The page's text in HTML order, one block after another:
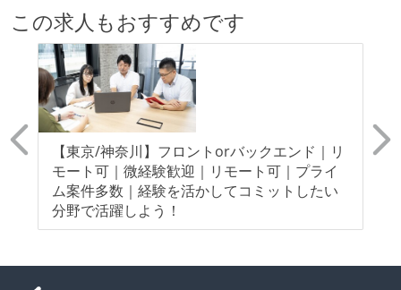
この求人もおすすめです
【東京/神奈川】フロントorバックエンド｜リ
モート可｜微経験歓迎｜リモート可｜プライ
ム案件多数｜経験を活かしてコミットしたい
分野で活躍しよう！